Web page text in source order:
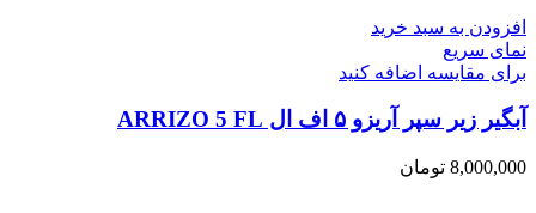
افزودن به سبد خرید
نمای سریع
برای مقایسه اضافه کنید
آبگیر زیر سپر آریزو ۵ اف ال ARRIZO 5 FL
8,000,000 تومان